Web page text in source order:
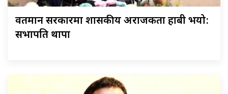
वर्तमान सरकारमा शासकीय अराजकता हाबी भयो:
सभापति थापा